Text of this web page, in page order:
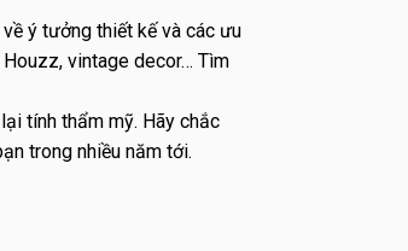
ý tưởng thiết kế và các ưu
vintage decor… Tìm
tính thẩm mỹ. Hãy chắc
trong nhiều năm tới.